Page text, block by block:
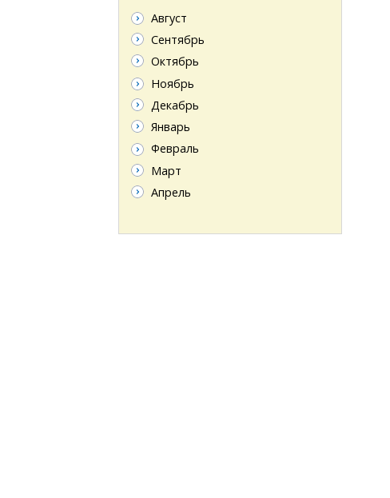
Август
Сентябрь
Октябрь
Ноябрь
Декабрь
Январь
Февраль
Март
Апрель